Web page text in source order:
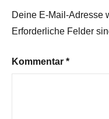
Deine E-Mail-Adresse
Erforderliche Felder
Kommentar *